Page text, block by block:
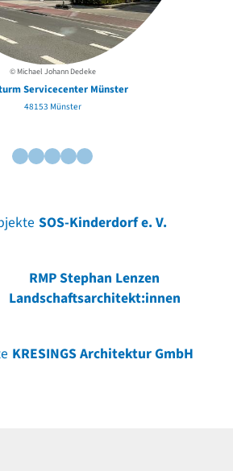
© Michael Johann Dedeke
Servicecenter Münster
48153 Münster
SOS-Kinderdorf e. V.
RMP Stephan Lenzen
Landschaftsarchitekt:innen
KRESINGS Architektur GmbH